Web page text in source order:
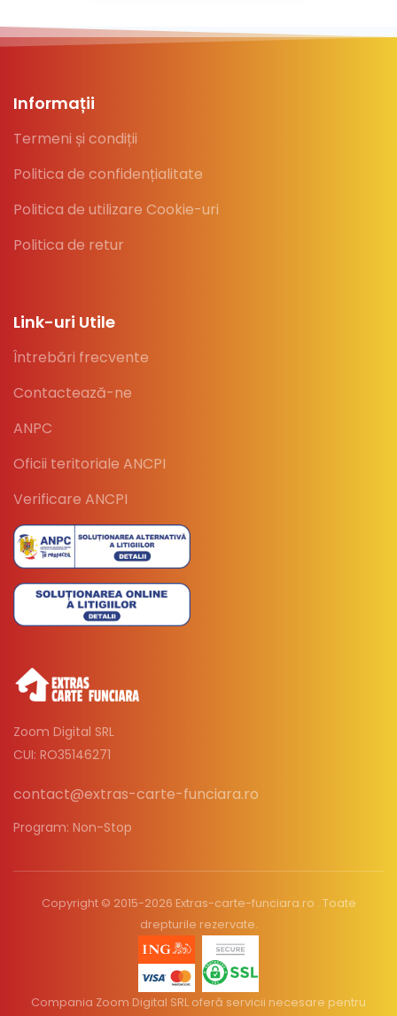
Informații
Termeni și condiții
Politica de confidențialitate
Politica de utilizare Cookie-uri
Politica de retur
Link-uri Utile
Întrebări frecvente
Contactează-ne
ANPC
Oficii teritoriale ANCPI
Verificare ANCPI
Zoom Digital SRL
CUI: RO35146271
contact@extras-carte-funciara.ro
Program: Non-Stop
Copyright © 2015-2026 Extras-carte-funciara.ro . Toate
drepturile rezervate.
Compania Zoom Digital SRL oferă servicii necesare pentru